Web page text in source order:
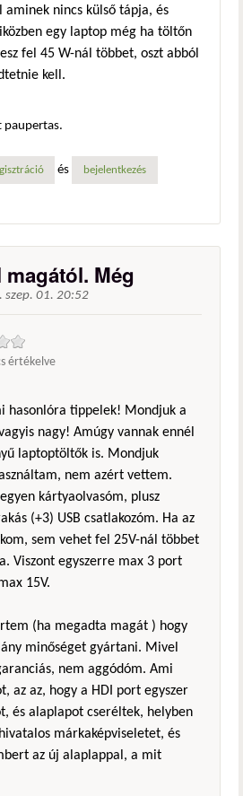
aminek nincs külső tápja, és
egy laptop még ha töltőn
fel 45 W-nál többet, oszt abból
kell.
paupertas.
és bejelentkezés
Még
szep. 01. 20:52
értékelve
hasonlóra tippelek! Mondjuk a
nagy! Amúgy vannak ennél
laptoptöltők is. Mondjuk
nem azért vettem.
kártyaolvasóm, plusz
(+3) USB csatlakozóm. Ha az
sem vehet fel 25V-nál többet
Viszont egyszerre max 3 port
15V.
(ha megadta magát ) hogy
minőséget gyártani. Mivel
nem aggódóm. Ami
az az, hogy a HDI port egyszer
és alaplapot cseréltek, helyben
márkaképviseletet, és
az új alaplappal, a mit